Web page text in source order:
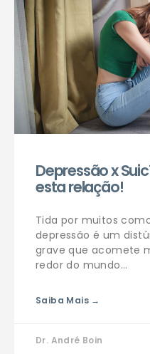
Depressão x
esta relação!
Tida por muitos
depressão é um
grave que acomete
redor do mundo…
Saiba Mais →
Dr. André Boin